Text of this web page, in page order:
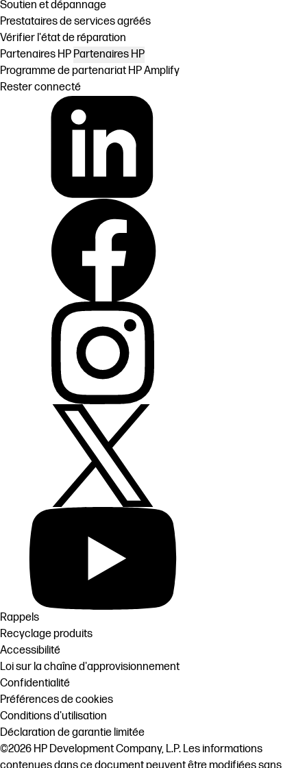
Soutien et dépannage
Prestataires de services agréés
Vérifier l'état de réparation
Partenaires HP Partenaires HP
Programme de partenariat HP Amplify
Rester connecté
Rappels
Recyclage produits
Accessibilité
Loi sur la chaîne d'approvisionnement
Confidentialité
Préférences de cookies
Conditions d'utilisation
Déclaration de garantie limitée
©2026 HP Development Company, L.P. Les informations
contenues dans ce document peuvent être modifiées sans